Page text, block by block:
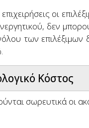
οι
δεν
των επιλέξιμων
Κόστος
σωρευτικά οι